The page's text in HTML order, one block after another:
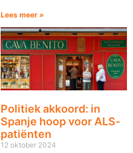
Lees meer »
Politiek akkoord: in
Spanje hoop voor ALS-
patiënten
12 oktober 2024